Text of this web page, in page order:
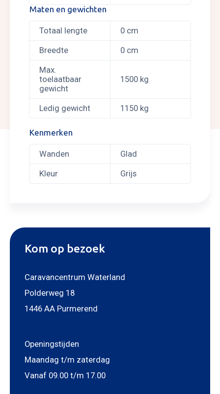
Maten en gewichten
Totaal lengte 0 cm
Breedte 0 cm
Max.
toelaatbaar
gewicht
1500 kg
Ledig gewicht 1150 kg
Kenmerken
Wanden Glad
Kleur Grijs
Kom op bezoek
Caravancentrum Waterland
Polderweg 18
1446 AA Purmerend
Openingstijden
Maandag t/m zaterdag
Vanaf 09.00 t/m 17.00